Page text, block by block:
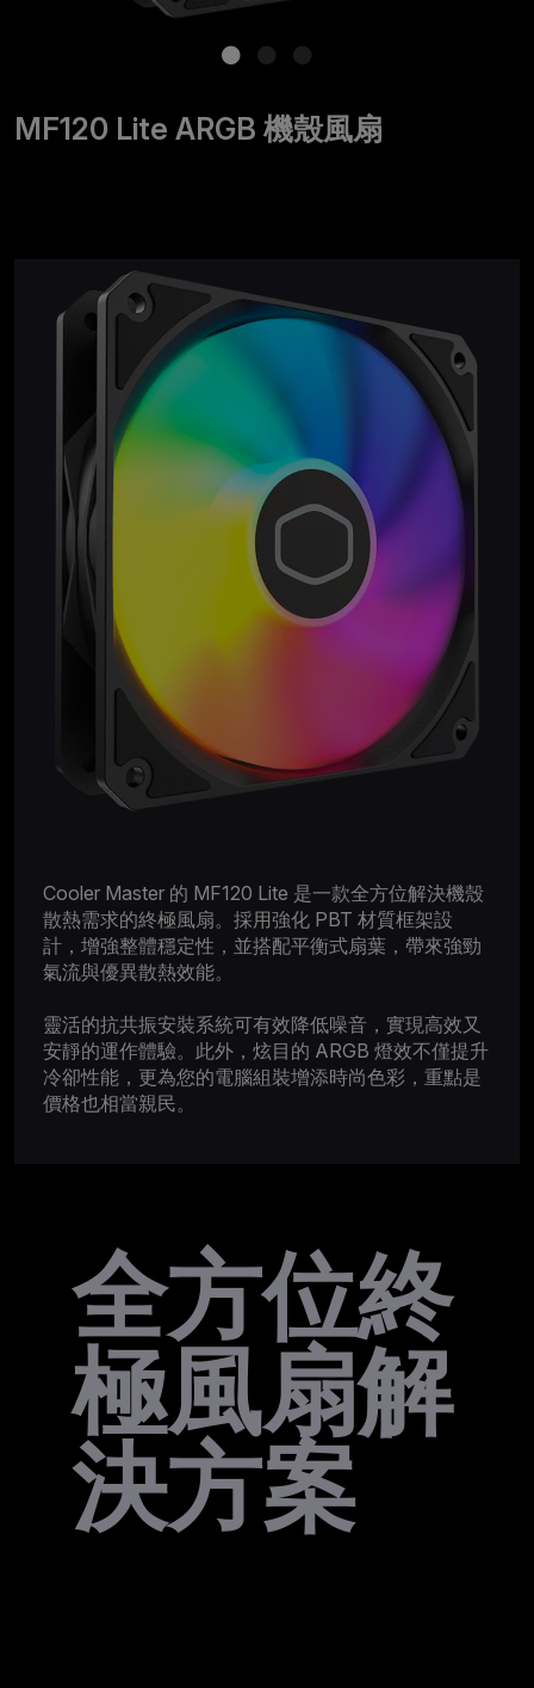
MF120 Lite ARGB 機殼風扇
Cooler Master 的 MF120 Lite 是一款全方位解決機殼
散熱需求的終極風扇。採用強化 PBT 材質框架設
計，增強整體穩定性，並搭配平衡式扇葉，帶來強勁
氣流與優異散熱效能。
靈活的抗共振安裝系統可有效降低噪音，實現高效又
安靜的運作體驗。此外，炫目的 ARGB 燈效不僅提升
冷卻性能，更為您的電腦組裝增添時尚色彩，重點是
價格也相當親民。
全方位終
極風扇解
決方案